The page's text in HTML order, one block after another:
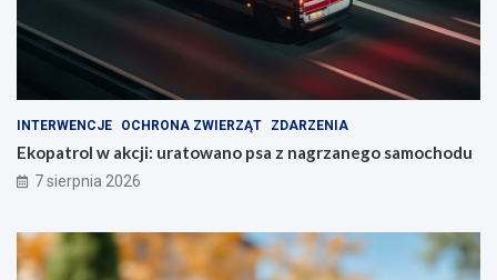
INTERWENCJE OCHRONA ZWIERZĄT ZDARZENIA
Ekopatrol w akcji: uratowano psa z nagrzanego samochodu
7 sierpnia 2026